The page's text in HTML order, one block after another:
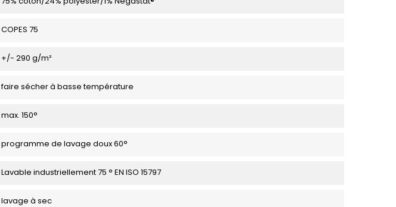
COPES 75
+/- 290 g/m²
faire sécher à basse température
max. 150°
programme de lavage doux 60°
Lavable industriellement 75 ° EN ISO 15797
lavage à sec